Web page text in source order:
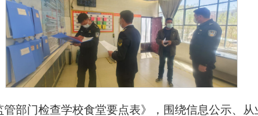
部门检查学校食堂要点表》，围绕信息公示、